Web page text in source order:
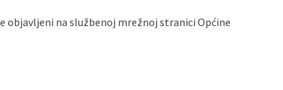
objavljeni na službenoj mrežnoj stranici Općine